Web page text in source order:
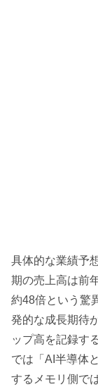
具体的な業績予
期の売上高は前
約48倍という驚
発的な成長期待
ップ高を記録す
では「AI半導体
するメモリ側で